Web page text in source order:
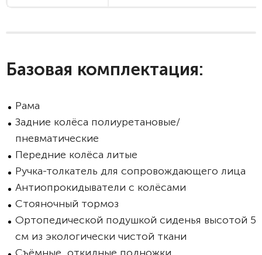
Базовая комплектация:
Рама
Задние колёса полиуретановые/
пневматические
Передние колёса литые
Ручка-толкатель для сопровождающего лица
Антиопрокидыватели с колёсами
Стояночный тормоз
Ортопедической подушкой сиденья высотой 5
см из экологически чистой ткани